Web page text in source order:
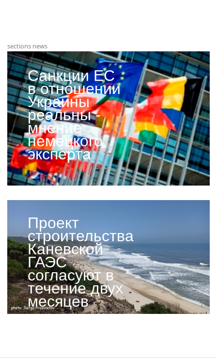
sections news
Санкции ЕС
в отношении
Украины
реальны -
мнение
немецкого
эксперта
Проект
строительства
Каневской
ГАЭС
согласуют в
течение двух
месяцев